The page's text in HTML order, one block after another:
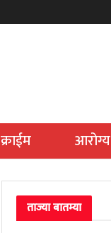
क्राईम आरोग्य
ताज्या बातम्या